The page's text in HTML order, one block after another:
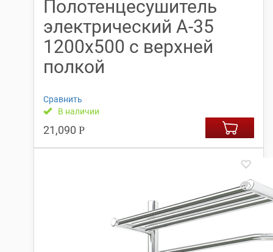
Полотенцесушитель
электрический А-35
1200х500 с верхней
полкой
Сравнить
В наличии
21,090 Р